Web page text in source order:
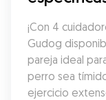
¡Con 4
Gudog
pareja ideal
perro sea
ejercicio